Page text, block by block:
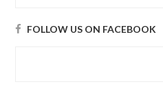
FOLLOW US ON FACEBOOK